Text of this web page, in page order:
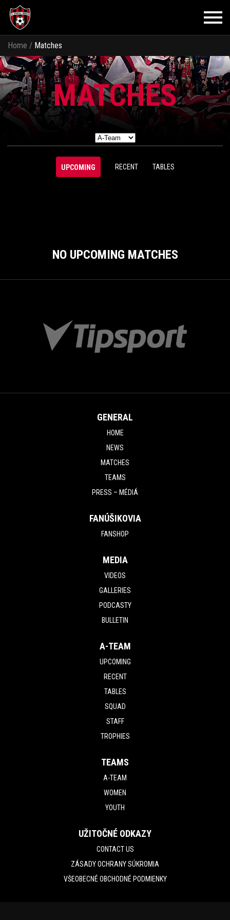
Home / Matches
MATCHES
UPCOMING RECENT TABLES
NO UPCOMING MATCHES
GENERAL
HOME
NEWS
MATCHES
TEAMS
PRESS – MÉDIÁ
FANÚŠIKOVIA
FANSHOP
MEDIA
VIDEOS
GALLERIES
PODCASTY
BULLETIN
A-TEAM
UPCOMING
RECENT
TABLES
SQUAD
STAFF
TROPHIES
TEAMS
A-TEAM
WOMEN
YOUTH
UŽITOČNÉ ODKAZY
CONTACT US
ZÁSADY OCHRANY SÚKROMIA
VŠEOBECNÉ OBCHODNÉ PODMIENKY